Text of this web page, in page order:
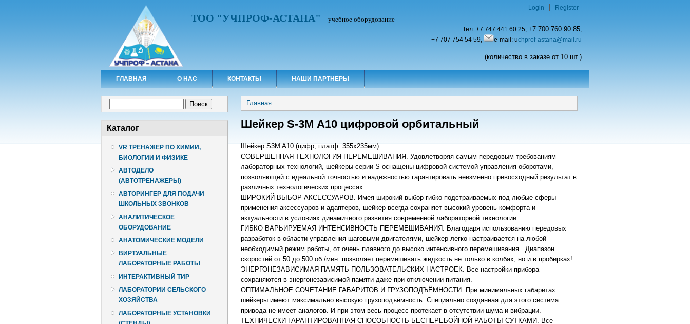
ТОО "УЧПРОФ-АСТАНА" учебное оборудование
Тел: +7 747 441 60 25, +7 700 760 90 85,
+7 707 754 54 59,
e-mail: uchprof-astana@mail.ru
(количество в заказе от 10 шт.)
Login Register
ГЛАВНАЯ О НАС КОНТАКТЫ НАШИ ПАРТНЕРЫ
Каталог
VR ТРЕНАЖЕР ПО ХИМИИ,
БИОЛОГИИ И ФИЗИКЕ
АВТОДЕЛО
(АВТОТРЕНАЖЕРЫ)
АВТОРИНГЕР ДЛЯ ПОДАЧИ
ШКОЛЬНЫХ ЗВОНКОВ
АНАЛИТИЧЕСКОЕ
ОБОРУДОВАНИЕ
АНАТОМИЧЕСКИЕ МОДЕЛИ
ВИРТУАЛЬНЫЕ
ЛАБОРАТОРНЫЕ РАБОТЫ
ИНТЕРАКТИВНЫЙ ТИР
ЛАБОРАТОРИИ СЕЛЬСКОГО
ХОЗЯЙСТВА
ЛАБОРАТОРНЫЕ УСТАНОВКИ
Вы здесь
Главная
Шейкер S-3М А10 цифровой орбитальный
Шейкер S3M A10 (цифр, платф. 355х235мм)
СОВЕРШЕННАЯ ТЕХНОЛОГИЯ ПЕРЕМЕШИВАНИЯ. Удовлетворяя самым передовым требованиям
лабораторных технологий, шейкеры серии S оснащены цифровой системой управления оборотами,
позволяющей с идеальной точностью и надежностью гарантировать неизменно превосходный результат в
различных технологических процессах.
ШИРОКИЙ ВЫБОР АКСЕССУАРОВ. Имея широкий выбор гибко подстраиваемых под любые сферы
применения аксессуаров и адаптеров, шейкер всегда сохраняет высокий уровень комфорта и
актуальности в условиях динамичного развития современной лабораторной технологии.
ГИБКО ВАРЬИРУЕМАЯ ИНТЕНСИВНОСТЬ ПЕРЕМЕШИВАНИЯ. Благодаря использованию передовых
разработок в области управления шаговыми двигателями, шейкер легко настраивается на любой
необходимый режим работы, от очень плавного до высоко интенсивного перемешивания . Диапазон
скоростей от 50 до 500 об./мин. позволяет перемешивать жидкость не только в колбах, но и в пробирках!
ЭНЕРГОНЕЗАВИСИМАЯ ПАМЯТЬ ПОЛЬЗОВАТЕЛЬСКИХ НАСТРОЕК. Все настройки прибора
сохраняются в энергонезависимой памяти даже при отключении питания.
ОПТИМАЛЬНОЕ СОЧЕТАНИЕ ГАБАРИТОВ И ГРУЗОПОДЪЁМНОСТИ. При минимальных габаритах
шейкеры имеют максимально высокую грузоподъёмность. Специально созданная для этого система
привода не имеет аналогов. И при этом весь процесс протекает в отсутствии шума и вибрации.
ТЕХНИЧЕСКИ ГАРАНТИРОВАННАЯ СПОСОБНОСТЬ БЕСПЕРЕБОЙНОЙ РАБОТЫ СУТКАМИ. Все